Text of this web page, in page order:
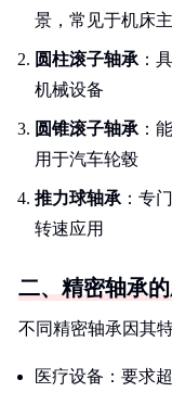
景，常见于机床
圆柱滚子轴承 ：
机械设备
圆锥滚子轴承 ：
用于汽车轮毂
推力球轴承 ：专
转速应用
二、精密轴承
不同精密轴承因其
医疗设备：要求